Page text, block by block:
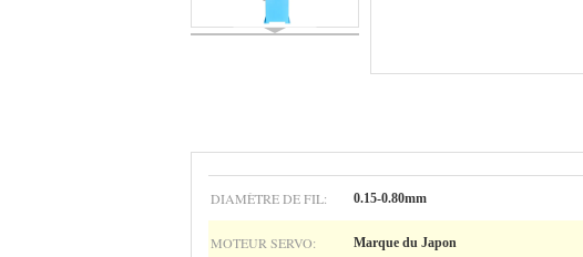
DIAMÈTRE DE FIL: 0.15-0.80mm
MOTEUR SERVO: Marque du Japon